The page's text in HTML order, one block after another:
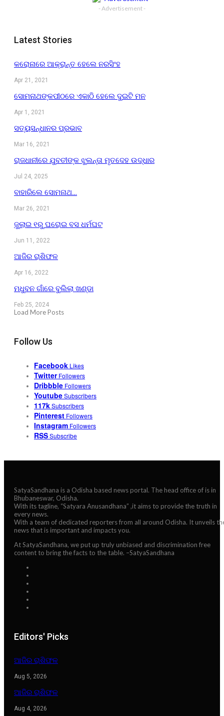
- Advertisement -
Latest Stories
କରୋନାରେ ଆକ୍ରାନ୍ତ ହେଲେ ନରସିଂହ
Apr 21, 2021
ସୋମନାଥଙ୍କପୀଠରେ ଏକାଠି ହେଲେ ଦୁଇଟି ମନ
Apr 1, 2021
ସତ୍ୟସନ୍ଧାନର ପ୍ରଭାବ
Mar 16, 2021
ରାଜଧାନୀରେ ଯୁବତୀଙ୍କ ଝୁଲନ୍ତା ମୃତଦେହ ଉଦ୍ଧାର
Jul 24, 2025
ବାହାରିଲେ ସୋମନାଥ…
Mar 26, 2021
ଜୁଲାଇ ୧ରୁ ଘରୋଇ ବସ ଧର୍ମଘଟ
Jun 11, 2022
ଆଜିର ରାଶିଫଳ
Apr 16, 2022
ମଧୁବନ ଗାଁରେ ବୁଲିଲା ଖଣ୍ଡା
Feb 25, 2024
Load More Posts
Follow Us
Facebook Likes
Twitter Followers
Dribbble Followers
YoutubeSubscribers
117kSubscribers
Pinterest Followers
Instagram Followers
RSSSubscribe
SatyaSandhana is a Odisha based news portal. The head office of is in
Bhubaneswar, Odisha.
With its tagline, “Satyara Anusandhana” ,it aims to provide the truth in
every news.
With a team of dedicated reporters from all around Odisha. It unveils
news that is important and impacts you.
At SatyaSandhana, we put up truly unbiased and discrimination free
content to bring the facts to the table. –SatyaSandhana
Editors' Picks
ଆଜିର ରାଶିଫଳ
Aug 5, 2026
ଆଜିର ରାଶିଫଳ
Aug 4, 2026